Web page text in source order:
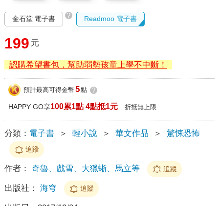
金石堂 電子書 ? Readmoo 電子書
199 元
認購希望書包，幫助弱勢孩童上學不中斷！
預計最高可得金幣 5點 ?
HAPPY GO享100累1點 4點抵1元 折抵無上限
分類： 電子書 ＞ 輕小說 ＞ 華文作品 ＞ 驚悚恐怖
追蹤
作者： 奇魯、戲雪、大獵蜥、馬立等 追蹤
出版社： 海穹 追蹤